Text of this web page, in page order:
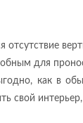
отсутствие
для
как в
свой